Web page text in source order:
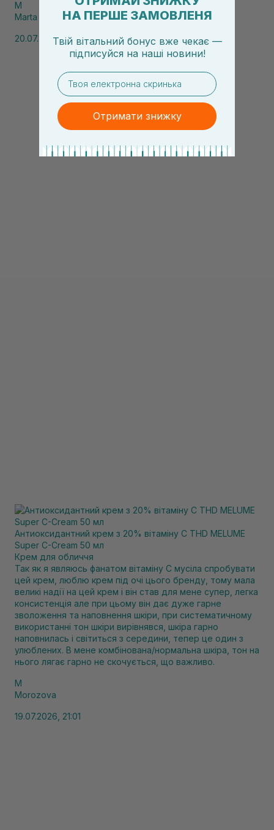
M
Marta
20.07.2026, 11:43
Антиоксидантний крем з 20% вітаміну С THD MELUME
Super C-Cream 50 мл
Крем для обличчя
Так як я являюсь фанатом вітаміну С мусіла спробувати
цей крем, люблю крем під очі цього бренду, тому мала
великі надії на цей крем і він став для мене супер, легка
консистенція але при цьому він дає дуже гарне
зволоження та наповнення шкіри, при систематичному
використанні тон шкіри вирівнявся, шкіра гарно
наповнилась і світиться з середини, тепер це один з
улюблених. В мене комбінована/нормальна шкіра, тон на
нього лягає гарно не скочується, що важливо.
M
Morozova
19.07.2026, 21:01
НА ПЕРШЕ ЗАМОВЛЕНЯ
Твій вітальний бонус вже чекає —
підписуйся на наші новини!
email
Отримати знижку